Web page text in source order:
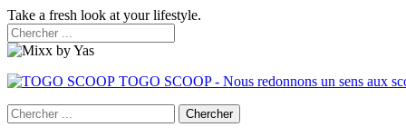
Take a fresh look at your lifestyle.
TOGO SCOOP - Nous redonnons un sens aux